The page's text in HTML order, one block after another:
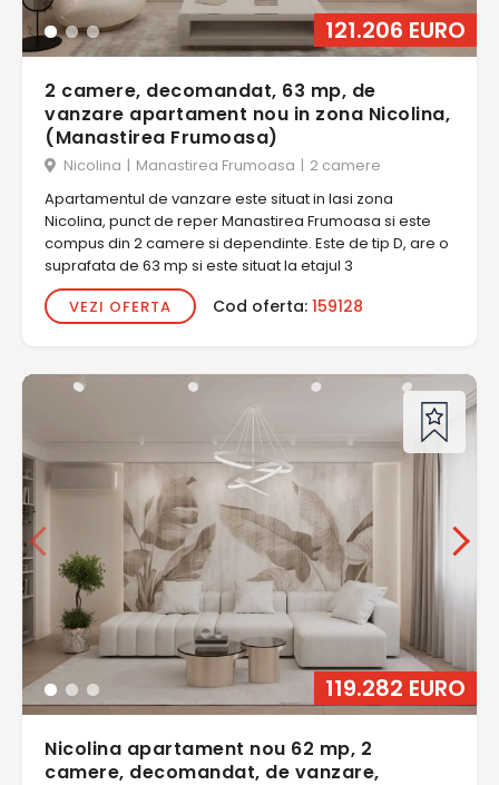
121.206 EURO
2 camere, decomandat, 63 mp, de
vanzare apartament nou in zona Nicolina,
(Manastirea Frumoasa)
Nicolina | Manastirea Frumoasa | 2 camere
Apartamentul de vanzare este situat in Iasi zona
Nicolina, punct de reper Manastirea Frumoasa si este
compus din 2 camere si dependinte. Este de tip D, are o
suprafata de 63 mp si este situat la etajul 3
VEZI OFERTA
Cod oferta: 159128
119.282 EURO
Nicolina apartament nou 62 mp, 2
camere, decomandat, de vanzare,